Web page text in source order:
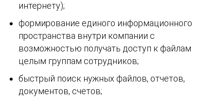
интернету);
формирование единого информационного
пространства внутри компании с
возможностью получать доступ к файлам
целым группам сотрудников;
быстрый поиск нужных файлов, отчетов,
документов, счетов;